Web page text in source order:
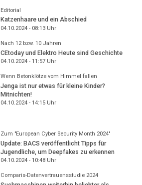
Editorial
Katzenhaare und ein Abschied
04.10.2024 - 08:13Uhr
Nach 12 bzw. 10 Jahren
CEtoday und Elektro Heute sind Geschichte
04.10.2024 - 11:57Uhr
Wenn Betonklötze vom Himmel fallen
Jenga ist nur etwas für kleine Kinder?
Mitnichten!
04.10.2024 - 14:15Uhr
Zum "European Cyber Security Month 2024"
Update: BACS veröffentlicht Tipps für
Jugendliche, um Deepfakes zu erkennen
04.10.2024 - 10:48Uhr
Comparis-Datenvertrauensstudie 2024